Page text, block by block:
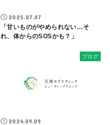
2025.07.07
「甘いものがやめられない…そ
れ、体からのSOSかも？」
ブログ
2024.09.09